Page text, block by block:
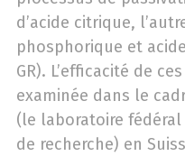
d’acide citrique,
phosphorique et
GR). L’efficacité de
examinée dans le
(le laboratoire fédéral
de recherche) en